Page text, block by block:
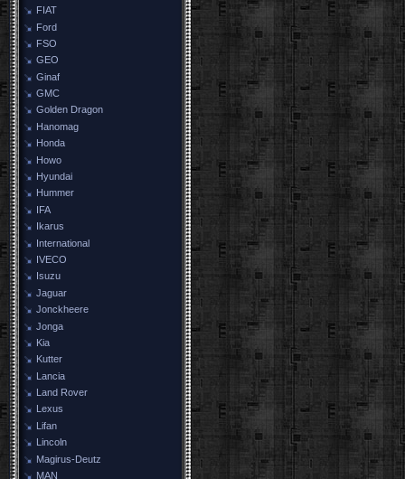
FIAT
Ford
FSO
GEO
Ginaf
GMC
Golden Dragon
Hanomag
Honda
Howo
Hyundai
Hummer
IFA
Ikarus
International
IVECO
Isuzu
Jaguar
Jonckheere
Jonga
Kia
Kutter
Lancia
Land Rover
Lexus
Lifan
Lincoln
Magirus-Deutz
MAN